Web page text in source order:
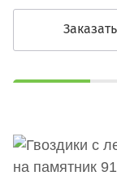
Заказать